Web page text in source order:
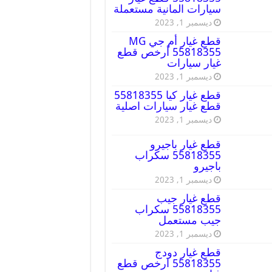
سيارات المانية مستعملة
ديسمبر 1, 2023
قطع غيار أم جي MG
55818355 أرخص قطع
غيار سيارات
ديسمبر 1, 2023
قطع غيار كيا 55818355
قطع غيار سيارات اصلية
ديسمبر 1, 2023
قطع غيار باجيرو
55818355 سكراب
باجيرو
ديسمبر 1, 2023
قطع غيار جيب
55818355 سكراب
جيب مستعمل
ديسمبر 1, 2023
قطع غيار دودج
55818355 ارخص قطع